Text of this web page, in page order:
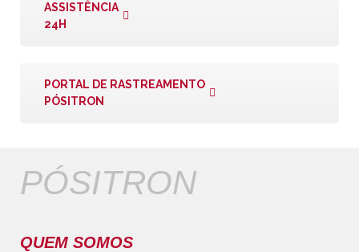
ASSISTÊNCIA
24H
PORTAL DE RASTREAMENTO
PÓSITRON
PÓSITRON
QUEM SOMOS